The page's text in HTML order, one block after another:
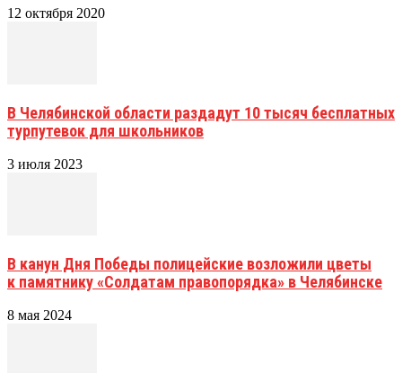
12 октября 2020
В Челябинской области раздадут 10 тысяч бесплатных
турпутевок для школьников
3 июля 2023
В канун Дня Победы полицейские возложили цветы
к памятнику «Солдатам правопорядка» в Челябинске
8 мая 2024